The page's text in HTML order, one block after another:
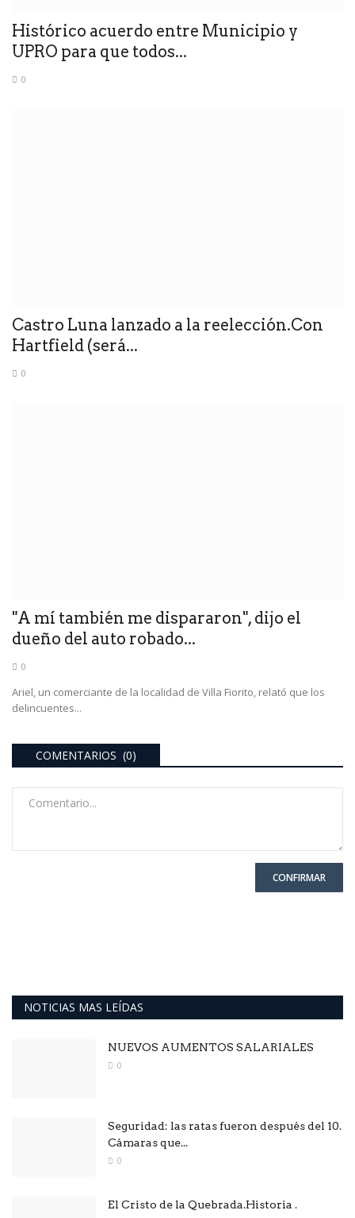
Histórico acuerdo entre Municipio y
UPRO para que todos...
0
Castro Luna lanzado a la reelección.Con
Hartfield (será...
0
"A mí también me dispararon", dijo el
dueño del auto robado...
0
Ariel, un comerciante de la localidad de Villa Fiorito, relató que los
delincuentes...
COMENTARIOS (0)
CONFIRMAR
NOTICIAS MAS LEÍDAS
NUEVOS AUMENTOS SALARIALES
0
Seguridad: las ratas fueron después del 10.
Cámaras que...
0
El Cristo de la Quebrada.Historia .